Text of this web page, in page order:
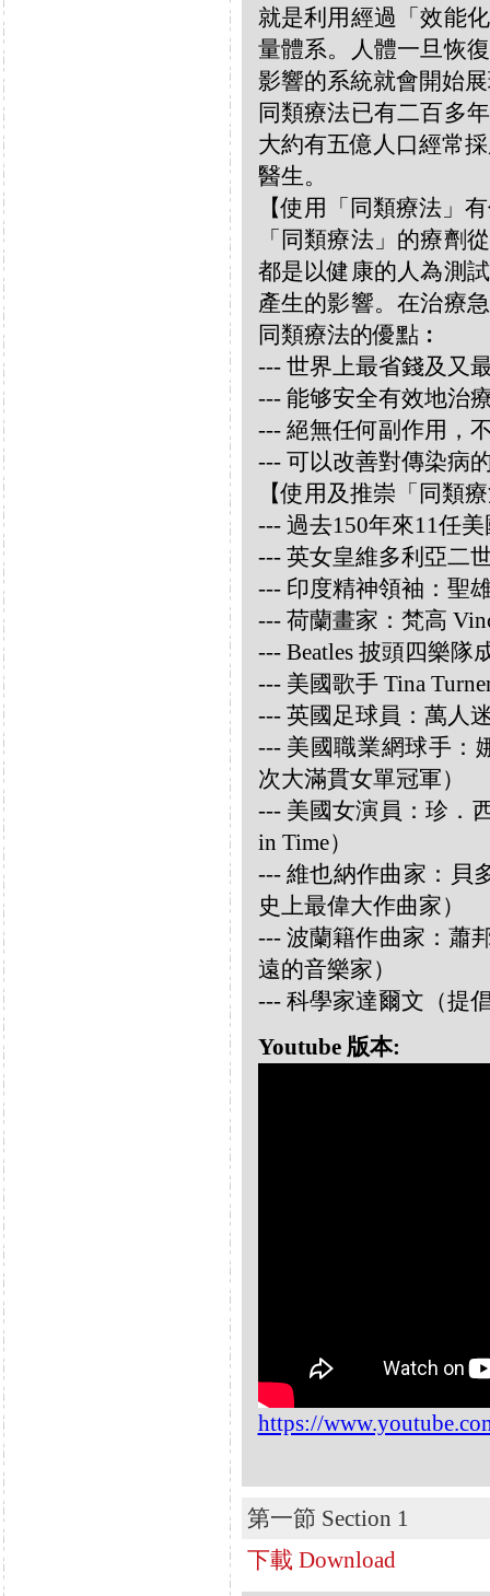
就是利用經過「效能
量體系。人體一旦恢
影響的系統就會開始
同類療法已有二百多
大約有五億人口經常
醫生。
【使用「同類療法」
「同類療法」的療劑
都是以健康的人為測
產生的影響。在治療
同類療法的優點︰
--- 世界上最省錢及又
--- 能够安全有效地治
--- 絕無任何副作用，
--- 可以改善對傳染病
【使用及推崇「同類
--- 過去150年來11任
--- 英女皇維多利亞二
--- 印度精神領袖：聖
--- 荷蘭畫家：梵高
--- Beatles 披頭四樂隊
--- 美國歌手 Tina
--- 英國足球員：萬人
--- 美國職業網球手：
次大滿貫女單冠軍）
--- 美國女演員：珍．
in Time）
--- 維也納作曲家：貝
史上最偉大作曲家）
--- 波蘭籍作曲家：蕭
遠的音樂家）
--- 科學家達爾文（提
Youtube 版本:
https://
第一節 Section 1
下載 Download